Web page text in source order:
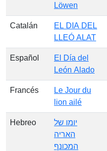
Löwen
Catalán
EL DIA DEL
LLEÓ ALAT
Español
El Día del
León Alado
Francés
Le Jour du
lion ailé
Hebreo
יומו של
האריה
המכונף